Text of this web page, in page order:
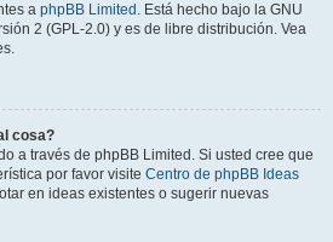
a phpBB Limited . Está hecho bajo la GNU
2 (GPL-2.0) y es de libre distribución. Vea
cosa?
a través de phpBB Limited. Si usted cree que
por favor visite Centro de phpBB Ideas
en ideas existentes o sugerir nuevas